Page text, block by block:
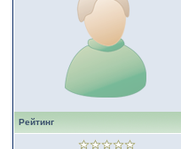
Рейтинг